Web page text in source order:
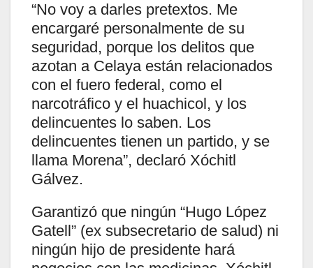
“No voy a darles pretextos. Me
encargaré personalmente de su
seguridad, porque los delitos que
azotan a Celaya están relacionados
con el fuero federal, como el
narcotráfico y el huachicol, y los
delincuentes lo saben. Los
delincuentes tienen un partido, y se
llama Morena”, declaró Xóchitl
Gálvez.
Garantizó que ningún “Hugo López
Gatell” (ex subsecretario de salud) ni
ningún hijo de presidente hará